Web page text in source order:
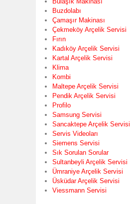
Buzdolabı
Çamaşır Makinası
Çekmeköy Arçelik Servisi
Fırın
Kadıköy Arçelik Servisi
Kartal Arçelik Servisi
Klima
Kombi
Maltepe Arçelik Servisi
Pendik Arçelik Servisi
Profilo
Samsung Servisi
Sancaktepe Arçelik Servisi
Servis Videoları
Siemens Servisi
Sık Sorulan Sorular
Sultanbeyli Arçelik Servisi
Ümraniye Arçelik Servisi
Üsküdar Arçelik Servisi
Viessmann Servisi